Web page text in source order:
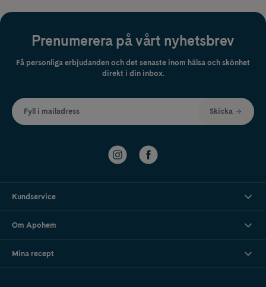
Prenumerera på vårt nyhetsbrev
Få personliga erbjudanden och det senaste inom hälsa och skönhet
direkt i din inbox.
Fyll i mailadress Skicka
Kundservice
Om Apohem
Mina recept